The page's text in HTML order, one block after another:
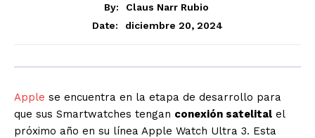
By:
Claus Narr Rubio
Date:
diciembre 20, 2024
Apple se encuentra en la etapa de desarrollo para
que sus Smartwatches tengan conexión satelital el
próximo año en su línea Apple Watch Ultra 3. Esta